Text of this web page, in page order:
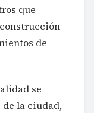
que
de
se
de la ciudad,